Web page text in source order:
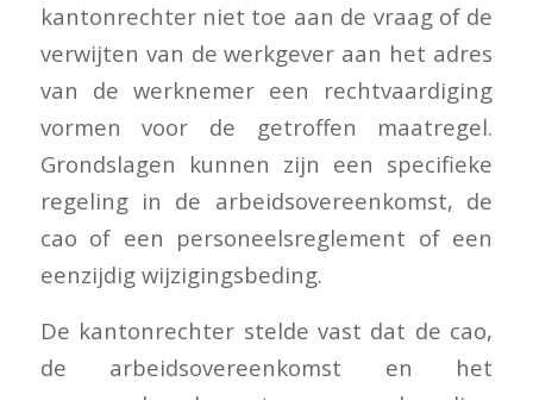
kantonrechter niet toe aan de vraag of de
verwijten van de werkgever aan het adres
van de werknemer een rechtvaardiging
vormen voor de getroffen maatregel.
Grondslagen kunnen zijn een specifieke
regeling in de arbeidsovereenkomst, de
cao of een personeelsreglement of een
eenzijdig wijzigingsbeding.
De kantonrechter stelde vast dat de cao,
de arbeidsovereenkomst en het